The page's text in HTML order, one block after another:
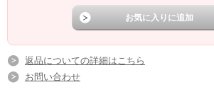
返品についての詳細はこちら
お問い合わせ